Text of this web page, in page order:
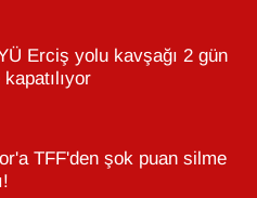
Erciş yolu kavşağı 2 gün
TFF'den şok puan silme